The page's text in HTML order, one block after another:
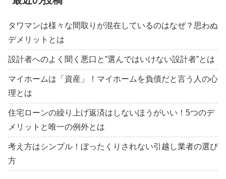
タワマンは様々な間取りが混在しているのはなぜ？思わぬ
デメリットとは
設計者へのよく聞く悪口と”選んではいけない設計者”とは
マイホームは「資産」！マイホームを負債だと言う人の心
理とは
住宅ローンの繰り上げ返済はしないほうがいい！5つのデ
メリットと唯一の例外とは
考え方はシンプル！ぼったくりされない引越し業者の選び
方